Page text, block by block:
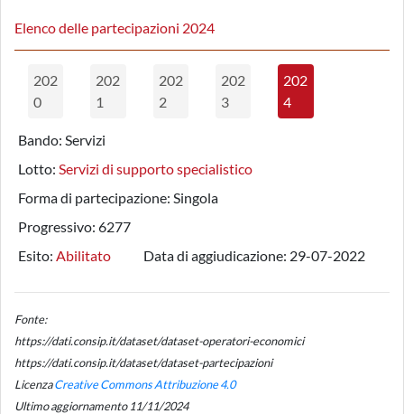
Elenco delle partecipazioni 2024
202
0
202
1
202
2
202
3
202
4
Bando: Servizi
Lotto: Servizi di supporto specialistico
Forma di partecipazione: Singola
Progressivo: 6277
Esito: Abilitato Data di aggiudicazione: 29-07-2022
Fonte:
https://dati.consip.it/dataset/dataset-operatori-economici
https://dati.consip.it/dataset/dataset-partecipazioni
LicenzaCreative Commons Attribuzione 4.0
Ultimo aggiornamento 11/11/2024